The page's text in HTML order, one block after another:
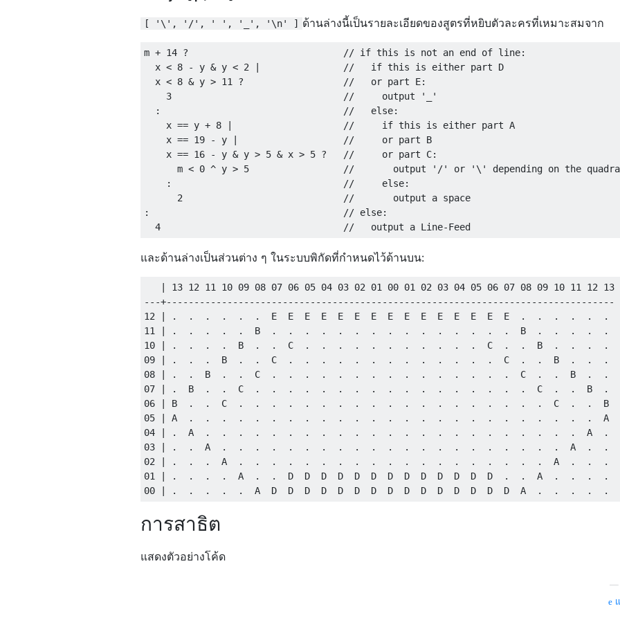
[ '\', '/', ' ', '_', '\n' ] ด้านล่างนี้เป็นรายละเอียดของสูตรที่หยิบตัวละครที่เหมาะสมจาก
m + 14 ?
// if this is not an end of line:
  x
< 8 - y & y < 2
//   if this is either part D
  x
< 8 & y > 11 ?
//   or part E:
3
//     output '_'
:
//   else:
    x
== y + 8
//     if this is either part A
    x
== 19 - y
//     or part B
    x
== 16 - y & y > 5 & x > 5 ?
//     or part C:
      m
< 0 ^ y > 5
//       output '/' or '\' depending on the
:
//     else:
2
//       output a space
:
// else:
4
//   output a Line-Feed
และด้านล่างเป็นส่วนต่าง ๆ ในระบบพิกัดที่กำหนดไว้ด้านบน:
   | 13 12 11 10 09 08 07 06 05 04 03 02 01 00 01 02 03 04 05 06 07 08 09 10 11 12 13
---+---------------------------------------------------------------------------------
12 | .  .  .  .  .  .  E  E  E  E  E  E  E  E  E  E  E  E  E  E  E  .  .  .  .  .  .
11 | .  .  .  .  .  B  .  .  .  .  .  .  .  .  .  .  .  .  .  .  .  B  .  .  .  .  .
10 | .  .  .  .  B  .  .  C  .  .  .  .  .  .  .  .  .  .  .  C  .  .  B  .  .  .  .
09 | .  .  .  B  .  .  C  .  .  .  .  .  .  .  .  .  .  .  .  .  C  .  .  B  .  .  .
08 | .  .  B  .  .  C  .  .  .  .  .  .  .  .  .  .  .  .  .  .  .  C  .  .  B  .  .
07 | .  B  .  .  C  .  .  .  .  .  .  .  .  .  .  .  .  .  .  .  .  .  C  .  .  B  .
06 | B  .  .  C  .  .  .  .  .  .  .  .  .  .  .  .  .  .  .  .  .  .  .  C  .  .  B
05 | A  .  .  .  .  .  .  .  .  .  .  .  .  .  .  .  .  .  .  .  .  .  .  .  .  .  A
04 | .  A  .  .  .  .  .  .  .  .  .  .  .  .  .  .  .  .  .  .  .  .  .  .  .  A  .
03 | .  .  A  .  .  .  .  .  .  .  .  .  .  .  .  .  .  .  .  .  .  .  .  .  A  .  .
02 | .  .  .  A  .  .  .  .  .  .  .  .  .  .  .  .  .  .  .  .  .  .  .  A  .  .  .
01 | .  .  .  .  A  .  .  D  D  D  D  D  D  D  D  D  D  D  D  D  .  .  A  .  .  .  .
การสาธิต
แสดงตัวอย่างโค้ด